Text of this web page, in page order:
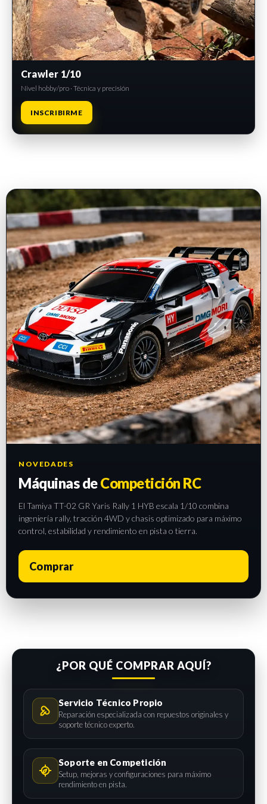
Crawler 1/10
Nivel hobby/pro · Técnica y precisión
INSCRIBIRME
NOVEDADES
Máquinas deCompetición RC
El Tamiya TT-02 GR Yaris Rally 1 HYB escala 1/10 combina
ingeniería rally, tracción 4WD y chasis optimizado para máximo
control, estabilidad y rendimiento en pista o tierra.
Comprar
¿POR QUÉ COMPRAR AQUÍ?
Servicio Técnico Propio
Reparación especializada con repuestos originales y
soporte técnico experto.
Soporte en Competición
Setup, mejoras y configuraciones para máximo
rendimiento en pista.